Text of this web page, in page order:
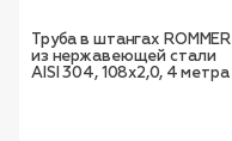
Труба в штангах ROMMER
из нержавеющей стали
AISI 304, 108x2,0, 4 метра